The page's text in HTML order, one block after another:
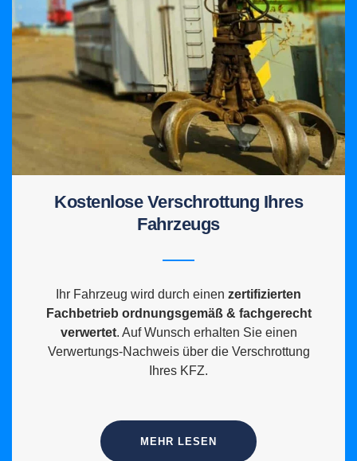
Kostenlose Verschrottung Ihres
Fahrzeugs
Ihr Fahrzeug wird durch einen zertifizierten
Fachbetrieb ordnungsgemäß & fachgerecht
verwertet. Auf Wunsch erhalten Sie einen
Verwertungs-Nachweis über die Verschrottung
Ihres KFZ.
MEHR LESEN